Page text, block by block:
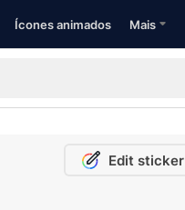
Ícones animados Mais
Edit sticker